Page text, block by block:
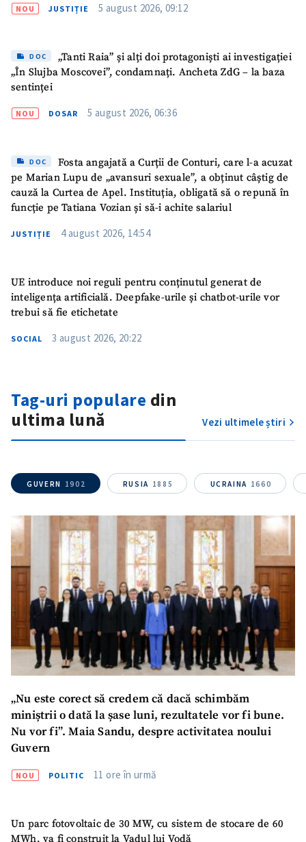
NOU JUSTIȚIE 5 august 2026, 09:12
DOC
„Tanti Raia” și alți doi protagoniști ai investigației
„În Slujba Moscovei”, condamnați. Ancheta ZdG – la baza
sentinței
NOU DOSAR 5 august 2026, 06:36
DOC
Fosta angajată a Curții de Conturi, care l-a acuzat
pe Marian Lupu de „avansuri sexuale”, a obținut câștig de
cauză la Curtea de Apel. Instituția, obligată să o repună în
funcție pe Tatiana Vozian și să-i achite salariul
JUSTIȚIE 4 august 2026, 14:54
UE introduce noi reguli pentru conținutul generat de
inteligența artificială. Deepfake-urile și chatbot-urile vor
trebui să fie etichetate
SOCIAL 3 august 2026, 20:22
Tag-uri populare din
ultima lună
Vezi ultimele știri
GUVERN 1902 RUSIA 1885 UCRAINA 1660
„Nu este corect să credem că dacă schimbăm
miniștrii o dată la șase luni, rezultatele vor fi bune.
Nu vor fi”. Maia Sandu, despre activitatea noului
Guvern
NOU POLITIC 11 ore în urmă
Un parc fotovoltaic de 30 MW, cu sistem de stocare de 60
MWh, va fi construit la Vadul lui Vodă
ȘTIREA MEA
Link media
+ Link media